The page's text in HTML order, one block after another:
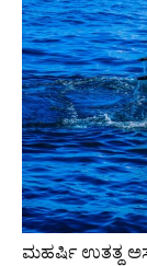
ಮಹರ್ಷಿ ಉತತ್ಥ